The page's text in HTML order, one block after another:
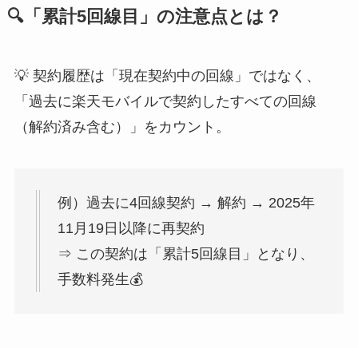
🔍「累計5回線目」の注意点とは？
💡 契約履歴は「現在契約中の回線」ではなく、
「過去に楽天モバイルで契約したすべての回線
（解約済み含む）」をカウント。
例）過去に4回線契約 → 解約 → 2025年
11月19日以降に再契約
⇒ この契約は「累計5回線目」となり、
手数料発生💰